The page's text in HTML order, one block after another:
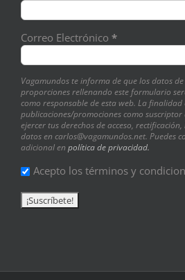
Correo Electrónico *
Vagamundos te informa de que los datos
proporciones rellenando este formulario
como responsable de esta web. La
publicaciones/promociones como
ejercer tus derechos de acceso,
datos en carlos@vagamundos.net. Puedes
adicional en política de privacidad.
Acepto los términos y